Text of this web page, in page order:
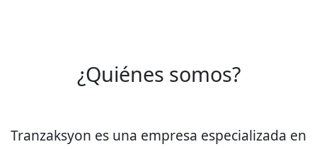
¿Quiénes somos?
Tranzaksyon es una empresa especializada en